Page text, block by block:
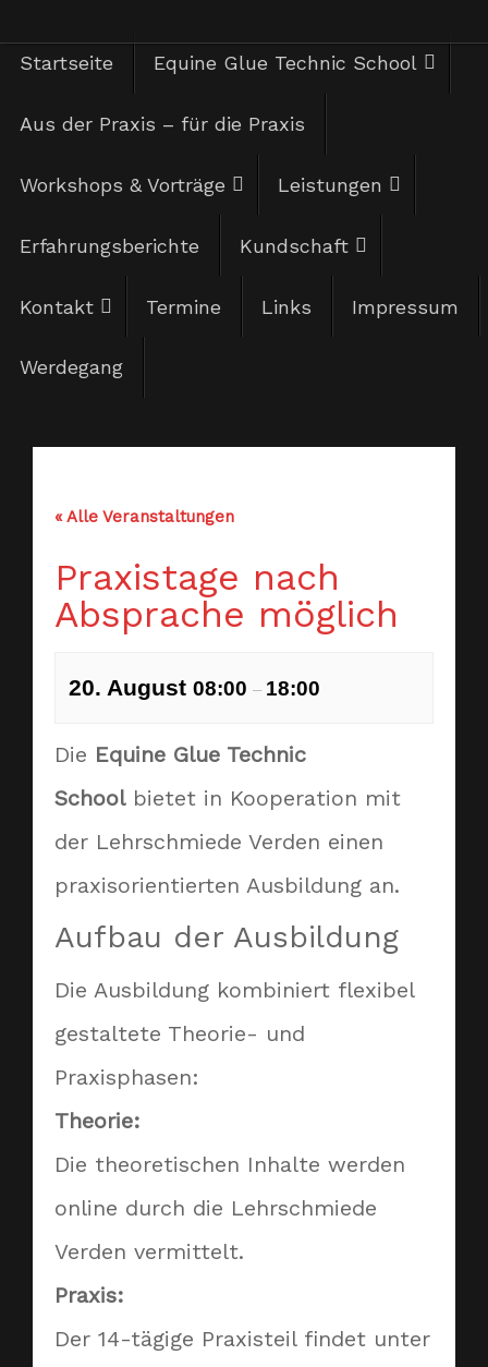
Zum
Herzlich
Zum
InhaltStartseite Equine Glue Technic School
Aus der Praxis – für die Praxis
Workshops & Vorträge Leistungen
Erfahrungsberichte Kundschaft
Kontakt Termine Links Impressum
Werdegang
« Alle Veranstaltungen
Praxistage nach
Absprache möglich
20. August 08:00 – 18:00
Die Equine Glue Technic
Schoolbietet in Kooperation mit
der Lehrschmiede Verden einen
praxisorientierten Ausbildung an.
Aufbau der Ausbildung
Die Ausbildung kombiniert flexibel
gestaltete Theorie- und
Praxisphasen:
Theorie:
Die theoretischen Inhalte werden
online durch die Lehrschmiede
Verden vermittelt.
Praxis:
Der 14-tägige Praxisteil findet unter